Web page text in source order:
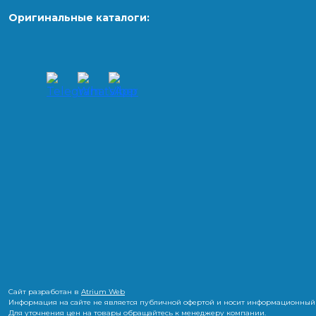
Оригинальные каталоги:
Сайт разработан в Atrium Web
Информация на сайте не является публичной офертой и носит информационный
Для уточнения цен на товары обращайтесь к менеджеру компании.